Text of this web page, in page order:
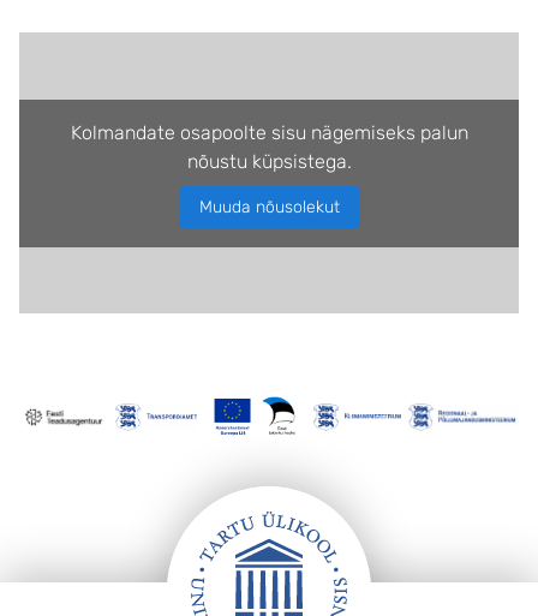
Kolmandate osapoolte sisu nägemiseks palun
nõustu küpsistega.
Muuda nõusolekut